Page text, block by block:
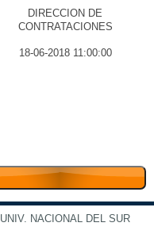
DIRECCION DE
CONTRATACIONES
18-06-2018 11:00:00
UNIV. NACIONAL DEL SUR